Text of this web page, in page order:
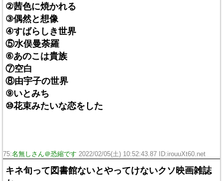
②茜色に焼かれる
③偶然と想像
④すばらしき世界
⑤水俣曼荼羅
⑥あのこは貴族
⑦空白
⑧由宇子の世界
⑨いとみち
⑩花束みたいな恋をした
75:名無しさん＠恐縮です 2022/02/05(土) 10:52:43.87 ID:irouuXt60.net
キネ旬って図書館ないとやってけないクソ映画雑誌